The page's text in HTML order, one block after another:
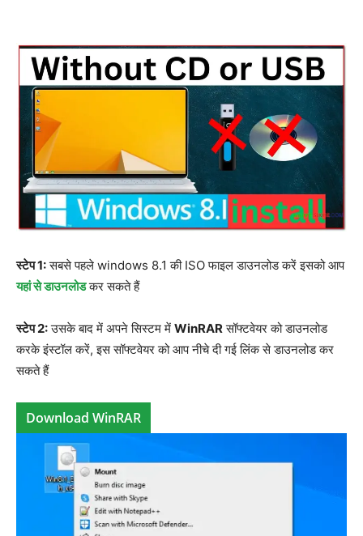
स्टेप 1:सबसे पहले windows 8.1 की ISO फाइल डाउनलोड करें इसको आप
यहां से डाउनलोडकर सकते हैं
स्टेप 2:उसके बाद में अपने सिस्टम में WinRARसॉफ्टवेयर को डाउनलोड
करके इंस्टॉल करें, इस सॉफ्टवेयर को आप नीचे दी गई लिंक से डाउनलोड कर
सकते हैं
Download WinRAR